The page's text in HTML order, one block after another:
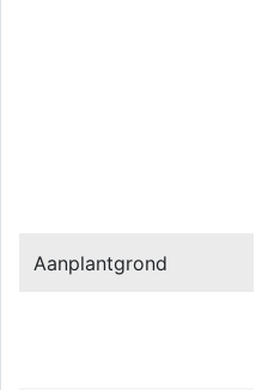
Aanplantgrond